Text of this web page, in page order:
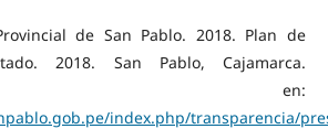
de San Pablo. 2018. Plan de
2018. San Pablo, Cajamarca.
en:
index.php/transparencia/